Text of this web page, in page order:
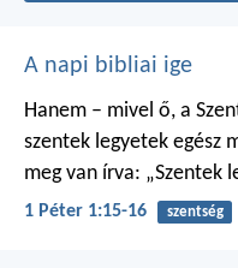
A napi bibliai ige
Hanem – mivel ő, a
szentek legyetek egész
meg van írva: „Szentek
1 Péter 1:15-16 szentség